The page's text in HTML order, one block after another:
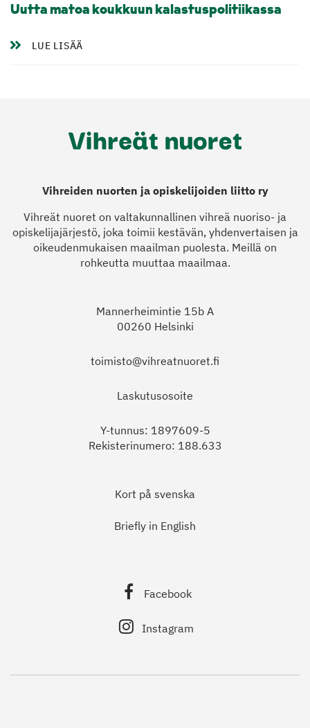
Uutta matoa koukkuun kalastuspolitiikassa
LUE LISÄÄ
Vihreiden nuorten ja opiskelijoiden liitto ry
Vihreät nuoret on valtakunnallinen vihreä nuoriso- ja
opiskelijajärjestö, joka toimii kestävän, yhdenvertaisen ja
oikeudenmukaisen maailman puolesta. Meillä on
rohkeutta muuttaa maailmaa.
Mannerheimintie 15b A
00260 Helsinki
toimisto@vihreatnuoret.fi
Laskutusosoite
Y-tunnus: 1897609-5
Rekisterinumero: 188.633
Kort på svenska
Briefly in English
Facebook
Instagram